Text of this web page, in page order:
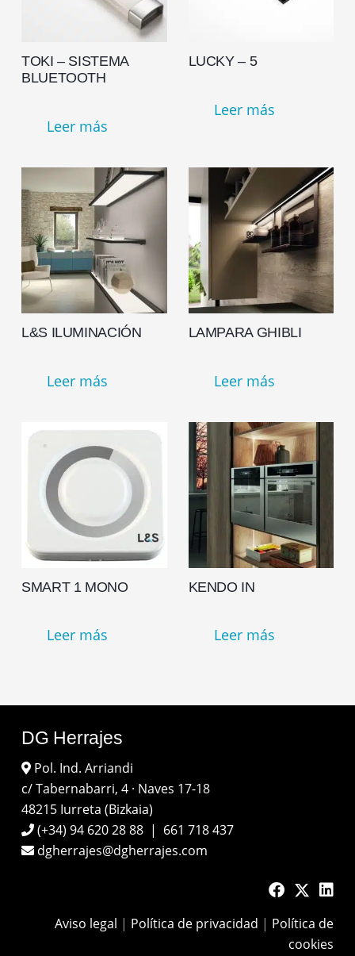
TOKI – SISTEMA
BLUETOOTH
Leer más
LUCKY – 5
Leer más
L&S ILUMINACIÓN
Leer más
LAMPARA GHIBLI
Leer más
SMART 1 MONO
Leer más
KENDO IN
Leer más
DG Herrajes
Pol. Ind. Arriandi
c/ Tabernabarri, 4 · Naves 17-18
48215 Iurreta (Bizkaia)
(+34) 94 620 28 88 | 661 718 437
dgherrajes@dgherrajes.com
Aviso legal | Política de privacidad | Política de
cookies